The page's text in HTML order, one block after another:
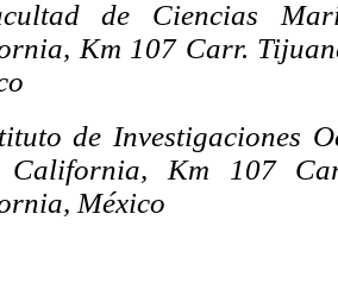
de Ciencias
Km 107 Carr.
de Investigaciones
California, Km 107
México